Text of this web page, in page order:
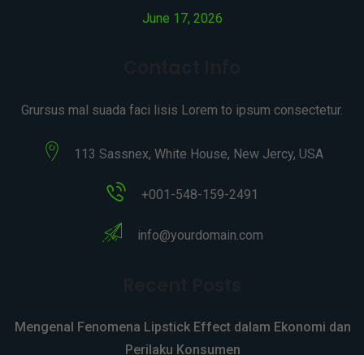
June 17, 2026
Grursus mal suada faci lisis Lorem to ipsum consectetur.
113 Sassnex, White House, New Jercy, USA
+001-548-159-2491
info@yourdomain.com
Mengenal Fenomena Lipstick Effect dalam Ekonomi dan
Perilaku Konsumen